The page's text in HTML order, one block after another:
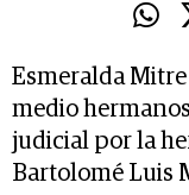
Esmeralda
medio
judicial por la
Bartolomé Luis